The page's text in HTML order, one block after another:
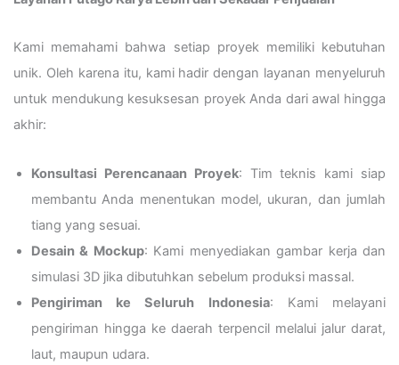
Kami memahami bahwa setiap proyek memiliki kebutuhan
unik. Oleh karena itu, kami hadir dengan layanan menyeluruh
untuk mendukung kesuksesan proyek Anda dari awal hingga
akhir:
Konsultasi Perencanaan Proyek: Tim teknis kami siap
membantu Anda menentukan model, ukuran, dan jumlah
tiang yang sesuai.
Desain & Mockup: Kami menyediakan gambar kerja dan
simulasi 3D jika dibutuhkan sebelum produksi massal.
Pengiriman ke Seluruh Indonesia: Kami melayani
pengiriman hingga ke daerah terpencil melalui jalur darat,
laut, maupun udara.